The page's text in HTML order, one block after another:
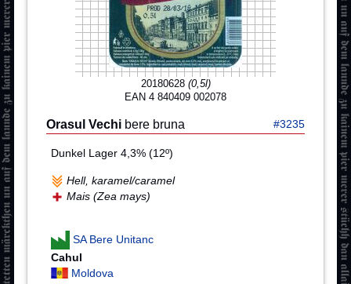
20180628 (0,5l)
EAN 4 840409 002078
Orasul Vechi bere bruna #3235
Dunkel Lager 4,3% (12º)
Hell, karamel/caramel
Mais (Zea mays)
SA Bere Unitanc
Cahul
Moldova